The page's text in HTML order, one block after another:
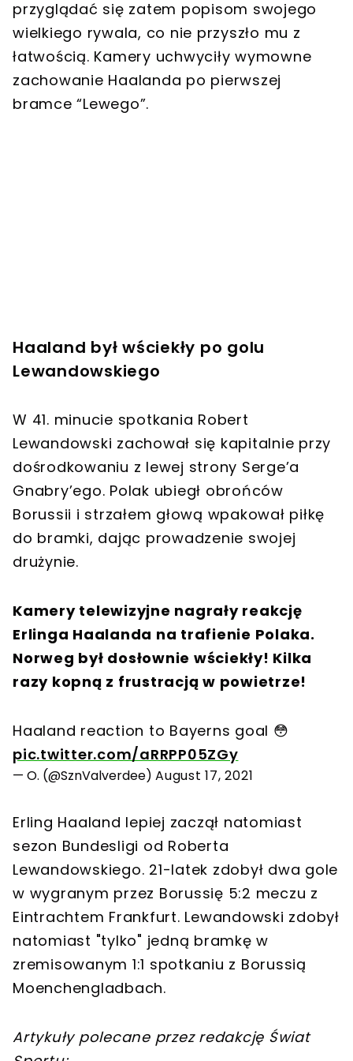
przyglądać się zatem popisom swojego
wielkiego rywala, co nie przyszło mu z
łatwością. Kamery uchwyciły wymowne
zachowanie Haalanda po pierwszej
bramce “Lewego”.
Haaland był wściekły po golu
Lewandowskiego
W 41. minucie spotkania Robert
Lewandowski zachował się kapitalnie przy
dośrodkowaniu z lewej strony Serge’a
Gnabry’ego. Polak ubiegł obrońców
Borussii i strzałem głową wpakował piłkę
do bramki, dając prowadzenie swojej
drużynie.
Kamery telewizyjne nagrały reakcję
Erlinga Haalanda na trafienie Polaka.
Norweg był dosłownie wściekły! Kilka
razy kopną z frustracją w powietrze!
Haaland reaction to Bayerns goal 😳
pic.twitter.com/aRRPP05ZGy
— O. (@SznValverdee) August 17, 2021
Erling Haaland lepiej zaczął natomiast
sezon Bundesligi od Roberta
Lewandowskiego. 21-latek zdobył dwa gole
w wygranym przez Borussię 5:2 meczu z
Eintrachtem Frankfurt. Lewandowski zdobył
natomiast "tylko" jedną bramkę w
zremisowanym 1:1 spotkaniu z Borussią
Moenchengladbach.
Artykuły polecane przez redakcję Świat